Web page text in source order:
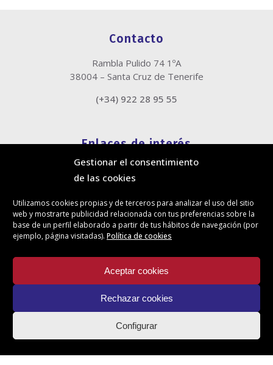
Gestionar el consentimiento
de las cookies
Utilizamos cookies propias y de terceros para analizar el uso del sitio
web y mostrarte publicidad relacionada con tus preferencias sobre la
base de un perfil elaborado a partir de tus hábitos de navegación (por
ejemplo, página visitadas). Política de cookies
Aceptar cookies
Rechazar cookies
Configurar
Contacto
Rambla Pulido 74 1ºA
38004 – Santa Cruz de Tenerife
(+34) 922 28 95 55
Enlaces de interés
Política de cookies
Política de privacidad
Canal de denuncias
Protección de privacidad en redes sociales
Síguenos
Actualidad
Contacto